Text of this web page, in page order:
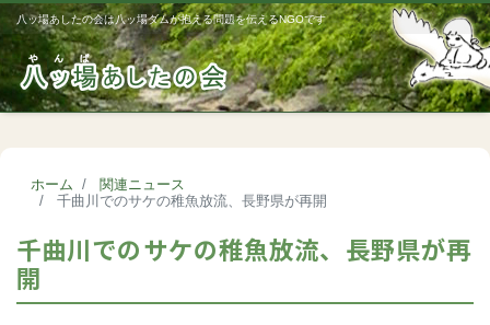
八ッ場あしたの会は八ッ場ダムが抱える問題を伝えるNGOです
ホーム
関連ニュース
千曲川でのサケの稚魚放流、長野県が再開
千曲川でのサケの稚魚放流、長野県が再
開